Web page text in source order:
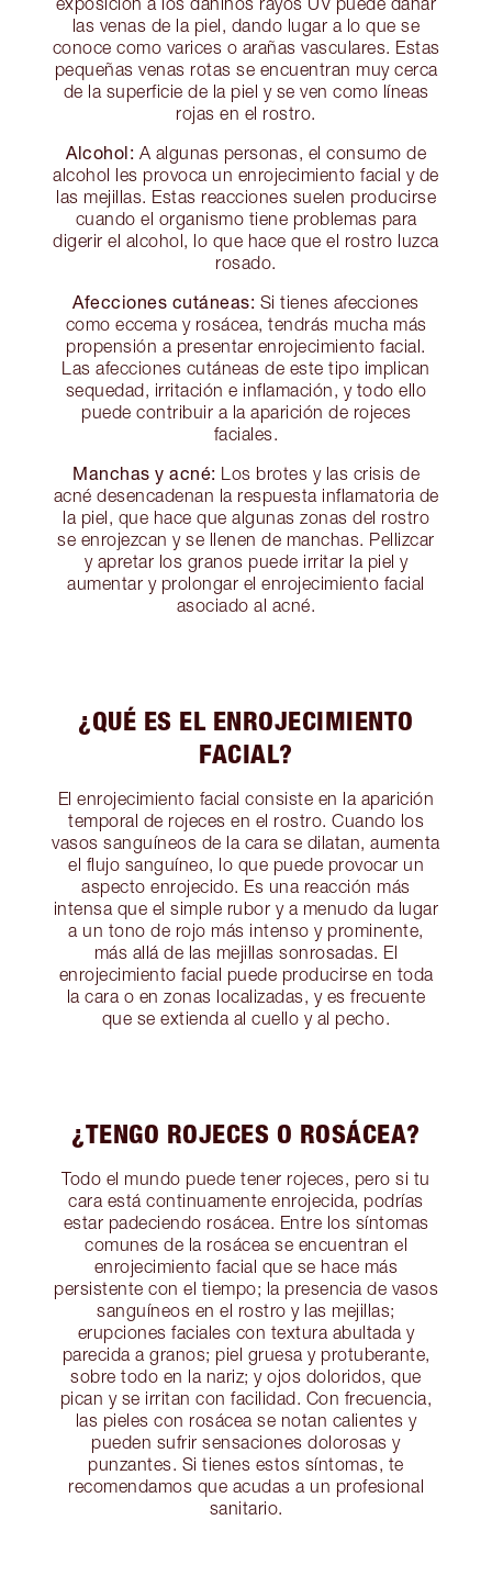
las venas de la piel, dando lugar a lo que se
conoce como varices o arañas vasculares. Estas
pequeñas venas rotas se encuentran muy cerca
de la superficie de la piel y se ven como líneas
rojas en el rostro.
Alcohol: A algunas personas, el consumo de
alcohol les provoca un enrojecimiento facial y de
las mejillas. Estas reacciones suelen producirse
cuando el organismo tiene problemas para
digerir el alcohol, lo que hace que el rostro luzca
rosado.
Afecciones cutáneas: Si tienes afecciones
como eccema y rosácea, tendrás mucha más
propensión a presentar enrojecimiento facial.
Las afecciones cutáneas de este tipo implican
sequedad, irritación e inflamación, y todo ello
puede contribuir a la aparición de rojeces
faciales.
Manchas y acné: Los brotes y las crisis de
acné desencadenan la respuesta inflamatoria de
la piel, que hace que algunas zonas del rostro
se enrojezcan y se llenen de manchas. Pellizcar
y apretar los granos puede irritar la piel y
aumentar y prolongar el enrojecimiento facial
asociado al acné.
¿QUÉ ES EL ENROJECIMIENTO
FACIAL?
El enrojecimiento facial consiste en la aparición
temporal de rojeces en el rostro. Cuando los
vasos sanguíneos de la cara se dilatan, aumenta
el flujo sanguíneo, lo que puede provocar un
aspecto enrojecido. Es una reacción más
intensa que el simple rubor y a menudo da lugar
a un tono de rojo más intenso y prominente,
más allá de las mejillas sonrosadas. El
enrojecimiento facial puede producirse en toda
la cara o en zonas localizadas, y es frecuente
que se extienda al cuello y al pecho.
¿TENGO ROJECES O ROSÁCEA?
Todo el mundo puede tener rojeces, pero si tu
cara está continuamente enrojecida, podrías
estar padeciendo rosácea. Entre los síntomas
comunes de la rosácea se encuentran el
enrojecimiento facial que se hace más
persistente con el tiempo; la presencia de vasos
sanguíneos en el rostro y las mejillas;
erupciones faciales con textura abultada y
parecida a granos; piel gruesa y protuberante,
sobre todo en la nariz; y ojos doloridos, que
pican y se irritan con facilidad. Con frecuencia,
las pieles con rosácea se notan calientes y
pueden sufrir sensaciones dolorosas y
punzantes. Si tienes estos síntomas, te
recomendamos que acudas a un profesional
sanitario.